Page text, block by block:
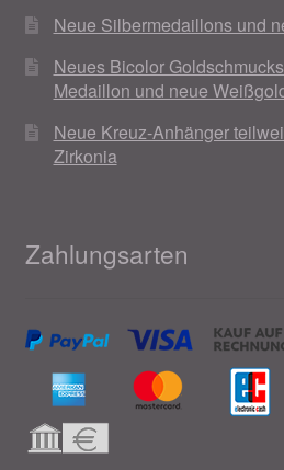
Neue Silbermedaillons und
Neues Bicolor
Medaillon und neue
Neue Kreuz-Anhänger
Zirkonia
Zahlungsarten